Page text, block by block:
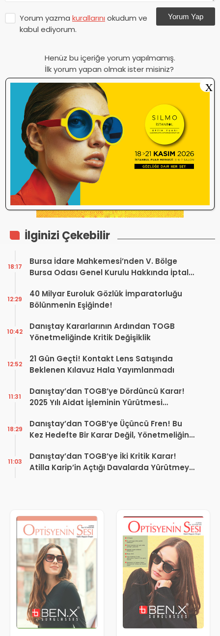
Yorum yazma kurallarını okudum ve
kabul ediyorum.
Yorum Yap
Henüz bu içeriğe yorum yapılmamış.
İlk yorum yapan olmak ister misiniz?
İlginizi Çekebilir
Bursa İdare Mahkemesi’nden V. Bölge
Bursa Odası Genel Kurulu Hakkında İptal
18:17
40 Milyar Euroluk Gözlük İmparatorluğu
Bölünmenin Eşiğinde!
12:29
Danıştay Kararlarının Ardından TOGB
Yönetmeliğinde Kritik Değişiklik
10:42
21 Gün Geçti! Kontakt Lens Satışında
Beklenen Kılavuz Hala Yayımlanmadı
12:52
Danıştay’dan TOGB’ye Dördüncü Karar!
2025 Yılı Aidat İşleminin Yürütmesi
11:31
Danıştay’dan TOGB’ye Üçüncü Fren! Bu
Kez Hedefte Bir Karar Değil, Yönetmeliğin
18:29
Danıştay’dan TOGB’ye İki Kritik Karar!
Atilla Karip’in Açtığı Davalarda Yürütmeyi
11:03
X